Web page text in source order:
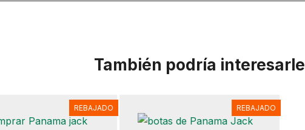
También podría interesarle
REBAJADO REBAJADO